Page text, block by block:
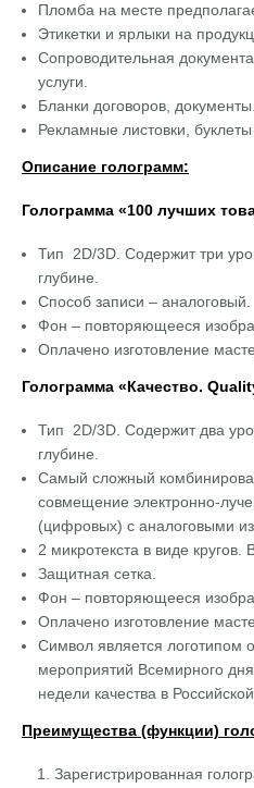
Пломба на месте
Этикетки и ярлыки на
Сопроводительная
услуги.
Бланки договоров, документы.
Рекламные листовки,
Описание голограмм:
Голограмма «100 лучших
Тип 2D/3D. Содержит три
глубине.
Способ записи – аналоговый.
Фон – повторяющееся
Оплачено изготовление
Голограмма «Качество.
Тип 2D/3D. Содержит два
глубине.
Самый сложный
совмещение электронно-
(цифровых) с аналоговыми
2 микротекста в виде
Защитная сетка.
Фон – повторяющееся
Оплачено изготовление
Символ является логотипом
мероприятий Всемирного
недели качества в
Преимущества (функции)
Зарегистрированная